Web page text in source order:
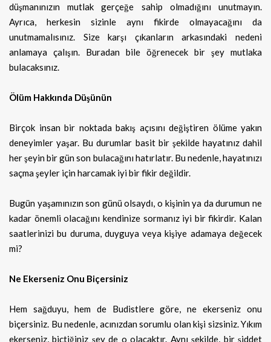
düşmanınızın mutlak gerçeğe sahip olmadığını unutmayın.
Ayrıca, herkesin sizinle aynı fikirde olmayacağını da
unutmamalısınız. Size karşı çıkanların arkasındaki nedeni
anlamaya çalışın. Buradan bile öğrenecek bir şey mutlaka
bulacaksınız.
Ölüm Hakkında Düşünün
Birçok insan bir noktada bakış açısını değiştiren ölüme yakın
deneyimler yaşar. Bu durumlar basit bir şekilde hayatınız dahil
her şeyin bir gün son bulacağını hatırlatır. Bu nedenle, hayatınızı
saçma şeyler için harcamak iyi bir fikir değildir.
Bugün yaşamınızın son günü olsaydı, o kişinin ya da durumun ne
kadar önemli olacağını kendinize sormanız iyi bir fikirdir. Kalan
saatlerinizi bu duruma, duyguya veya kişiye adamaya değecek
mi?
Ne Ekerseniz Onu Biçersiniz
Hem sağduyu, hem de Budistlere göre, ne ekerseniz onu
biçersiniz. Bu nedenle, acınızdan sorumlu olan kişi sizsiniz. Yıkım
ekerseniz, biçtiğiniz şey de o olacaktır. Aynı şekilde, bir şiddet